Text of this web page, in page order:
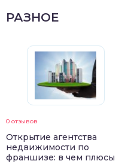
РАЗНОЕ
0 отзывов
Открытие агентства
недвижимости по
франшизе: в чем плюсы